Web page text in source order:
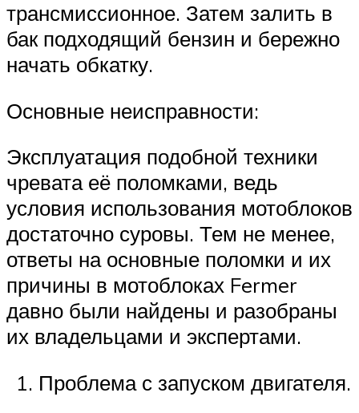
трансмиссионное. Затем залить в
бак подходящий бензин и бережно
начать обкатку.
Основные неисправности:
Эксплуатация подобной техники
чревата её поломками, ведь
условия использования мотоблоков
достаточно суровы. Тем не менее,
ответы на основные поломки и их
причины в мотоблоках Fermer
давно были найдены и разобраны
их владельцами и экспертами.
Проблема с запуском двигателя.